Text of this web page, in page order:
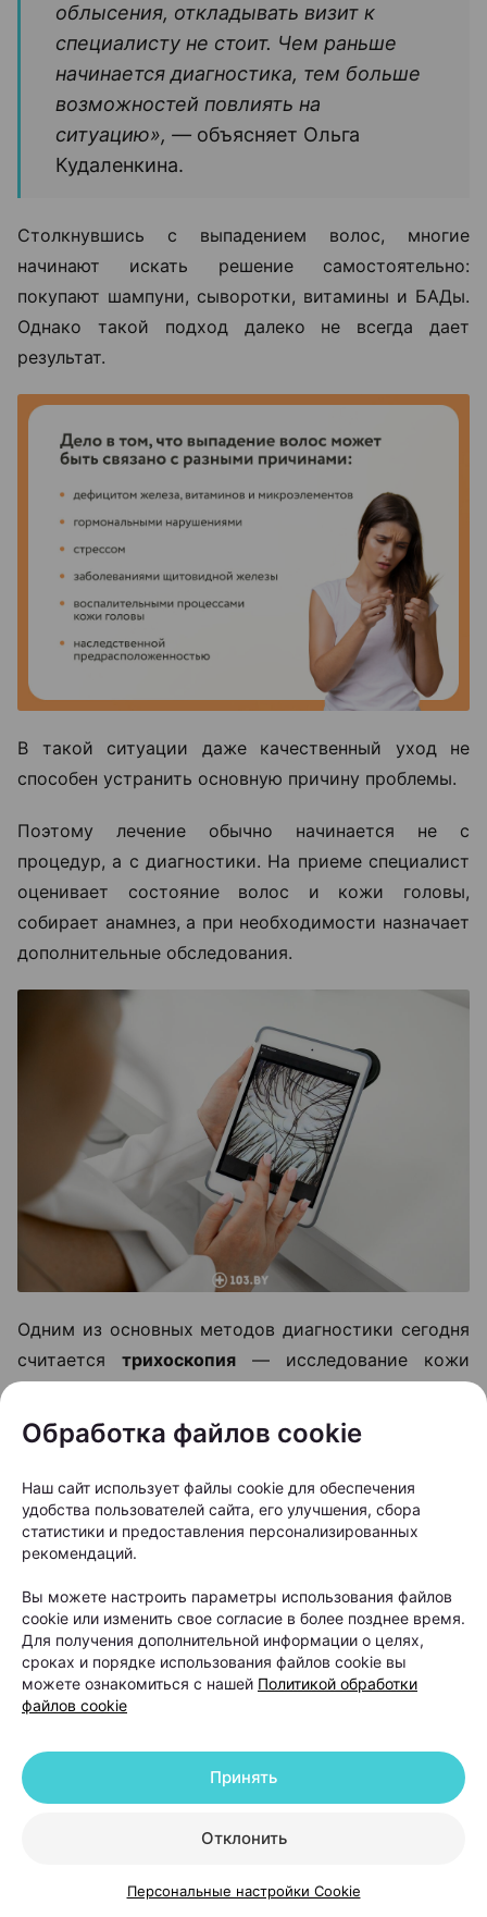
облысения, откладывать визит к
специалисту не стоит. Чем раньше
начинается диагностика, тем больше
возможностей повлиять на
ситуацию», — объясняет Ольга
Кудаленкина.
Столкнувшись с выпадением волос, многие
начинают искать решение самостоятельно:
покупают шампуни, сыворотки, витамины и БАДы.
Однако такой подход далеко не всегда дает
результат.
В такой ситуации даже качественный уход не
способен устранить основную причину проблемы.
Поэтому лечение обычно начинается не с
процедур, а с диагностики. На приеме специалист
оценивает состояние волос и кожи головы,
собирает анамнез, а при необходимости назначает
дополнительные обследования.
Одним из основных методов диагностики сегодня
считается трихоскопия — исследование кожи
головы и волос под многократным увеличением.
Оно позволяет оценить состояние волосяных
фолликулов, плотность волос и выявить признаки
различных видов алопеции.
Кроме того, пациенту могут рекомендовать
анализы крови для оценки уровня железа,
ферритина, витаминов, гормонов и других
показателей, которые могут влиять на рост волос.
«Не всем пациентам сразу нужны
решить с помощью коррекции
дефицитов, лечения сопутствующих
терапии. Поэтому план лечения всегда
обследования», —
отмечает Ольга
Обработка файлов cookie
Наш сайт использует файлы cookie для обеспечения
удобства пользователей сайта, его улучшения, сбора
статистики и предоставления персонализированных
рекомендаций.
Вы можете настроить параметры использования файлов
cookie или изменить свое согласие в более позднее время.
Для получения дополнительной информации о целях,
сроках и порядке использования файлов cookie вы
можете ознакомиться с нашей Политикой обработки
файлов cookie
Отклонить
Принять
Персональные настройки Cookie